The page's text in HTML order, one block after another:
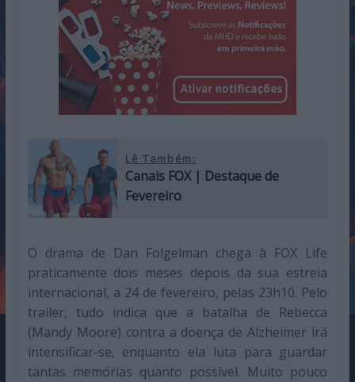
Lê Também:
Canais FOX | Destaque de
Fevereiro
O drama de Dan Folgelman chega à FOX Life
praticamente dois meses depois da sua estreia
internacional, a 24 de fevereiro, pelas 23h10. Pelo
trailer, tudo indica que a batalha de Rebecca
(Mandy Moore) contra a doença de Alzheimer irá
intensificar-se, enquanto ela luta para guardar
tantas memórias quanto possível. Muito pouco